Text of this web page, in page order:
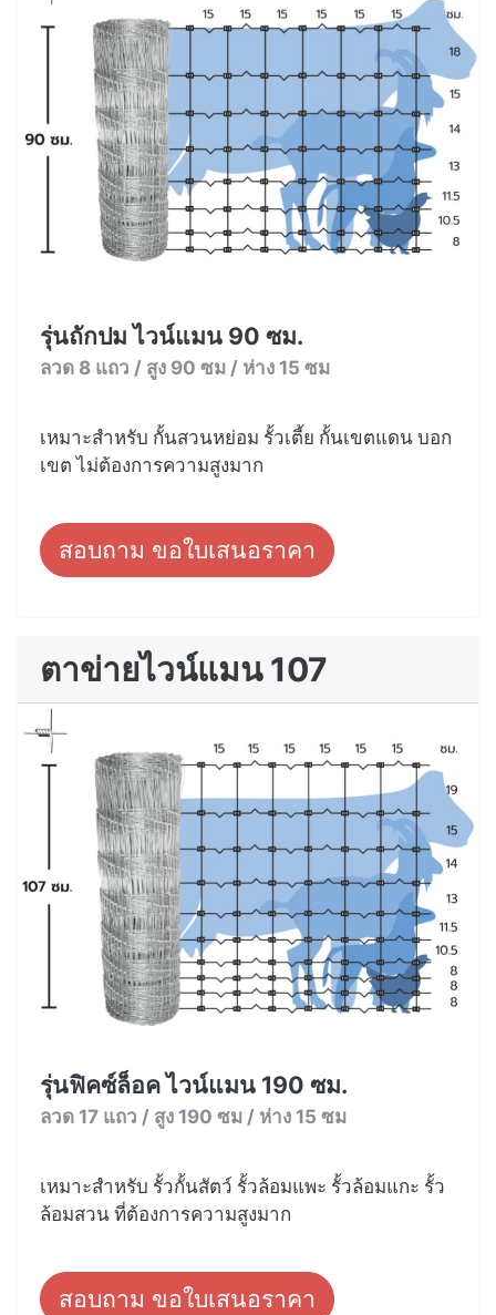
รุ่นถักปม ไวน์แมน 90 ซม.
ลวด 8 แถว / สูง 90 ซม / ห่าง 15 ซม
เหมาะสำหรับ กั้นสวนหย่อม รั้วเตี้ย กั้นเขตแดน บอก
เขต ไม่ต้องการความสูงมาก
สอบถาม ขอใบเสนอราคา
ตาข่ายไวน์แมน 107
รุ่นฟิคซ์ล็อค ไวน์แมน 190 ซม.
ลวด 17 แถว / สูง 190 ซม / ห่าง 15 ซม
เหมาะสำหรับ รั้วกั้นสัตว์ รั้วล้อมแพะ รั้วล้อมแกะ รั้ว
ล้อมสวน ที่ต้องการความสูงมาก
สอบถาม ขอใบเสนอราคา